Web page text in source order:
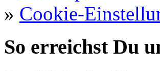
» Cookie-
So erreichst Du